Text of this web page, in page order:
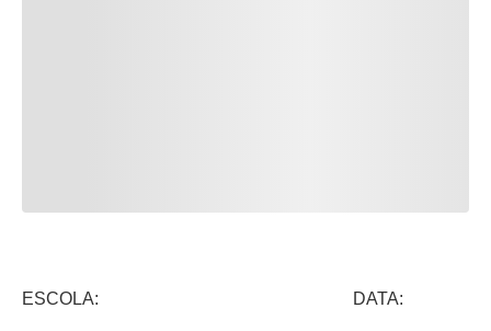
ESCOLA: DATA: